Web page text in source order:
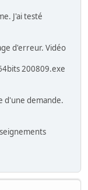
J'ai testé
d'erreur. Vidéo
200809.exe
d'une demande.